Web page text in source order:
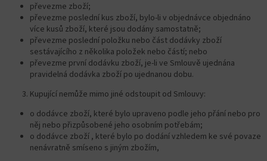
převezme zboží;
převezme poslední kus zboží, bylo-li v objednávce objednáno
více kusů zboží, které jsou dodány samostatně;
převezme poslední položku nebo část dodávky zboží
sestávajícího z několika položek nebo částí; nebo
převezme první dodávku zboží, je-li ve Smlouvě ujednána
pravidelná dodávka zboží po ujednanou dobu.
Kupující nemůže mimo jiné odstoupit od Smlouvy:
o dodávce zboží, které bylo upraveno podle jeho přání nebo pro
něj nebo přizpůsobené jeho osobním potřebám;
o dodávce zboží , které bylo po dodání vzhledem ke své povaze
nenávratně smíseno s jiným zbožím,